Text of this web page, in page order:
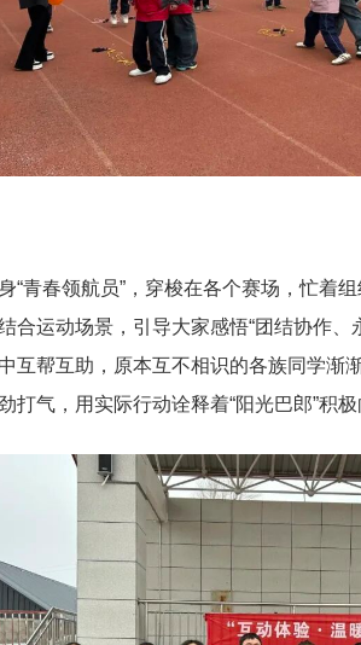
“青春领航员”，穿梭在各个赛场，忙着
合运动场景，引导大家感悟“团结协作
互帮互助，原本互不相识的各族同学渐
打气，用实际行动诠释着“阳光巴郎”积极